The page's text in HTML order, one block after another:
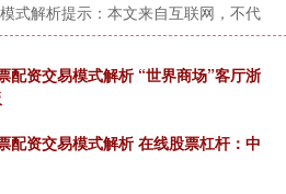
式解析提示：本文来自互联网，不代
配资交易模式解析 “世界商场”客厅浙
配资交易模式解析 在线股票杠杆：中